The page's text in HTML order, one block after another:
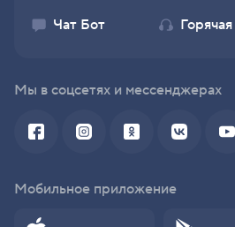
Чат Бот
Мы в соцсетях и мессенджерах
Мобильное приложение